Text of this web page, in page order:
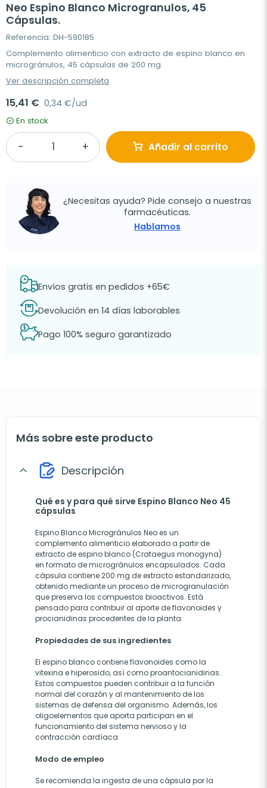
Neo Espino Blanco Microgranulos, 45
Cápsulas.
Referencia: DH-590185
Complemento alimenticio con extracto de espino blanco en
microgránulos, 45 cápsulas de 200 mg.
Ver descripción completa
15,41 € 0,34 €/ud
En stock
Añadir al carrito
¿Necesitas ayuda? Pide consejo a nuestras
farmacéuticas.
Hablamos
Envíos gratis en pedidos +65€
Devolución en 14 días laborables
Pago 100% seguro garantizado
Más sobre este producto
expand_more Descripción
Qué es y para qué sirve Espino Blanco Neo 45
cápsulas
Espino Blanco Microgránulos Neo es un
complemento alimenticio elaborado a partir de
extracto de espino blanco (Crataegus monogyna)
en formato de microgránulos encapsulados. Cada
cápsula contiene 200 mg de extracto estandarizado,
obtenido mediante un proceso de microgranulación
que preserva los compuestos bioactivos. Está
pensado para contribuir al aporte de flavonoides y
procianidinas procedentes de la planta.
Propiedades de sus ingredientes
El espino blanco contiene flavonoides como la
vitexina e hiperosido, así como proantocianidinas.
Estos compuestos pueden contribuir a la función
normal del corazón y al mantenimiento de los
sistemas de defensa del organismo. Además, los
oligoelementos que aporta participan en el
funcionamiento del sistema nervioso y la
contracción cardíaca.
Modo de empleo
Se recomienda la ingesta de una cápsula por la